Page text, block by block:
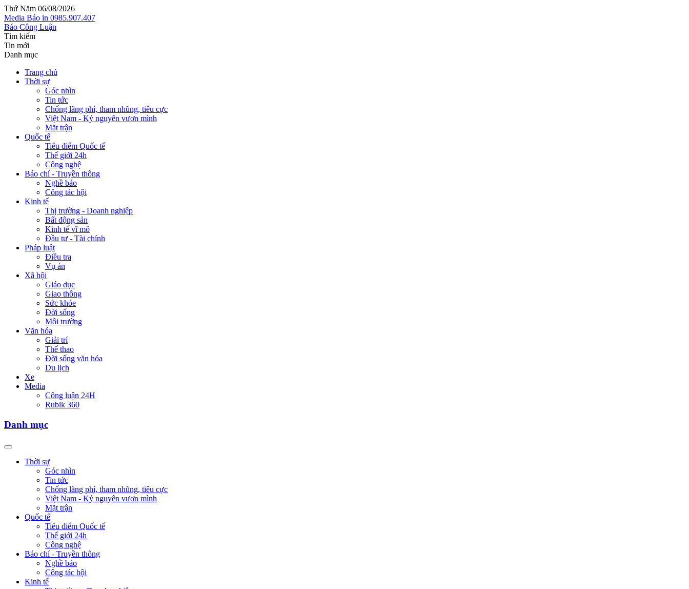
Thứ Năm 06/08/2026
Media Báo in 0985.907.407
Báo Công Luận
Tìm kiếm
Tin mới
Danh mục
Trang chủ
Thời sự
Góc nhìn
Tin tức
Chống lãng phí, tham nhũng, tiêu cực
Việt Nam - Kỷ nguyên vươn mình
Mặt trận
Quốc tế
Tiêu điểm Quốc tế
Thế giới 24h
Công nghệ
Báo chí - Truyền thông
Nghề báo
Công tác hội
Kinh tế
Thị trường - Doanh nghiệp
Bất động sản
Kinh tế vĩ mô
Đầu tư - Tài chính
Pháp luật
Điều tra
Vụ án
Xã hội
Giáo dục
Giao thông
Sức khỏe
Đời sống
Môi trường
Văn hóa
Giải trí
Thể thao
Đời sống văn hóa
Du lịch
Xe
Media
Công luận 24H
Rubik 360
Danh mục
Thời sự
Góc nhìn
Tin tức
Chống lãng phí, tham nhũng, tiêu cực
Việt Nam - Kỷ nguyên vươn mình
Mặt trận
Quốc tế
Tiêu điểm Quốc tế
Thế giới 24h
Công nghệ
Báo chí - Truyền thông
Nghề báo
Công tác hội
Kinh tế